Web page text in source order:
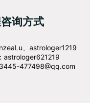
询方式
、astrologer1219
astrologer621219
477498@qq.com